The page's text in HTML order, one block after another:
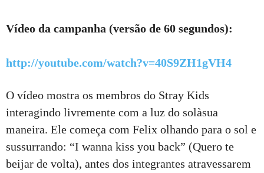
Vídeo da campanha (versão de 60 segundos):
http://youtube.com/watch?v=40S9ZH1gVH4
O vídeo mostra os membros do Stray Kids
interagindo livremente com a luz do solàsua
maneira. Ele começa com Felix olhando para o sol e
sussurrando: “I wanna kiss you back” (Quero te
beijar de volta), antes dos integrantes atravessarem